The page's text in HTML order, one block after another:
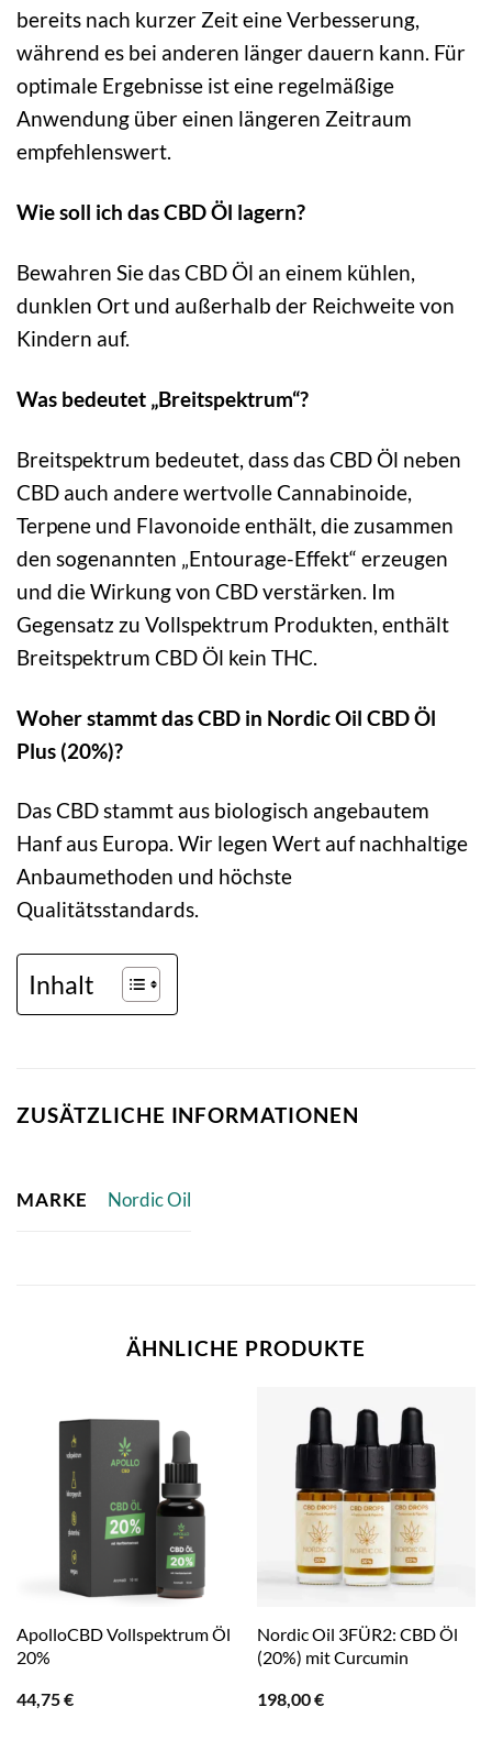
bereits nach kurzer Zeit eine Verbesserung,
während es bei anderen länger dauern kann. Für
optimale Ergebnisse ist eine regelmäßige
Anwendung über einen längeren Zeitraum
empfehlenswert.
Wie soll ich das CBD Öl lagern?
Bewahren Sie das CBD Öl an einem kühlen,
dunklen Ort und außerhalb der Reichweite von
Kindern auf.
Was bedeutet „Breitspektrum“?
Breitspektrum bedeutet, dass das CBD Öl neben
CBD auch andere wertvolle Cannabinoide,
Terpene und Flavonoide enthält, die zusammen
den sogenannten „Entourage-Effekt“ erzeugen
und die Wirkung von CBD verstärken. Im
Gegensatz zu Vollspektrum Produkten, enthält
Breitspektrum CBD Öl kein THC.
Woher stammt das CBD in Nordic Oil CBD Öl
Plus (20%)?
Das CBD stammt aus biologisch angebautem
Hanf aus Europa. Wir legen Wert auf nachhaltige
Anbaumethoden und höchste
Qualitätsstandards.
Inhalt
ZUSÄTZLICHE INFORMATIONEN
MARKE Nordic Oil
ÄHNLICHE PRODUKTE
ApolloCBD Vollspektrum Öl
20%
44,75€
Nordic Oil 3FÜR2: CBD Öl
(20%) mit Curcumin
198,00€